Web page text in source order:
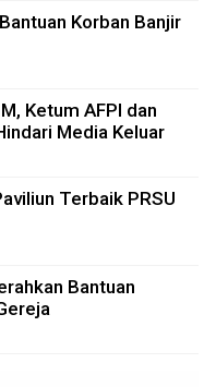
Korban Banjir
Ketum AFPI dan
Media Keluar
Terbaik PRSU
Bantuan